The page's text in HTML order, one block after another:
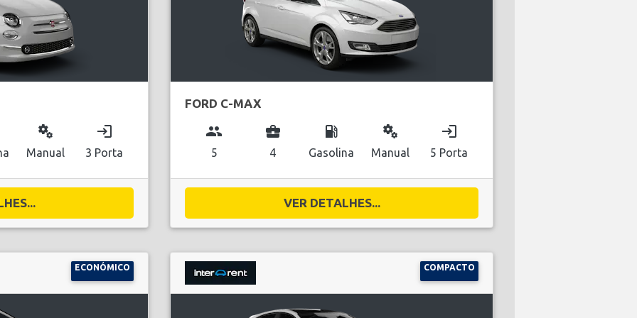
miscellaneous_services
Manual
login
3 Porta
FORD C-MAX
group
5
business_center
4
local_gas_station
Gasolina
miscellaneous_services
Manual
login
5 Porta
VER DETALHES...
ECONÓMICO COMPACTO